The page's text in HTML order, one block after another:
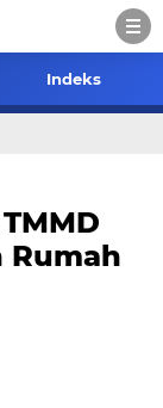
Indeks
Rumah